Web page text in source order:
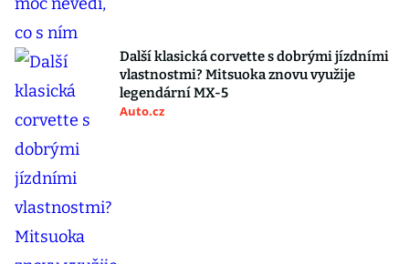
Další klasická corvette s dobrými jízdními
vlastnostmi? Mitsuoka znovu využije
legendární MX-5
Auto.cz